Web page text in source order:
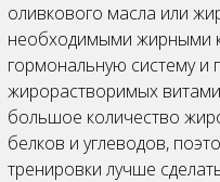
оливкового масла или
необходимыми жирными
гормональную систему и
жирорастворимых
большое количество
белков и углеводов,
тренировки лучше